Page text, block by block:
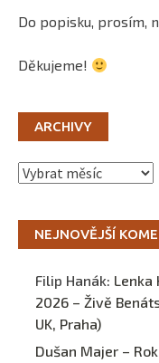
Do popisku, prosím,
Děkujeme!
ARCHIVY
Archivy
NEJNOVĚJŠÍ
Filip Hanák: Lenka
2026 – Živě
UK, Praha)
Dušan Majer –